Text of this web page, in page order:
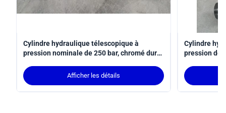
Cylindre hydraulique télescopique à
pression nominale de 250 bar, chromé dur
Afficher les détails
Cylindre
pression de
applications
norme ISO